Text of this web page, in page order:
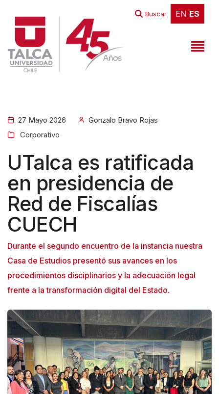
EN ES
Buscar EN ES
27 Mayo 2026
Gonzalo Bravo Rojas
Corporativo
UTalca es ratificada
en presidencia de
Red de Fiscalías
CUECH
Durante el segundo encuentro de la instancia nuestra
Casa de Estudios presentó sus avances en los
procedimientos disciplinarios y la adecuación legal
frente a la transformación digital del Estado.